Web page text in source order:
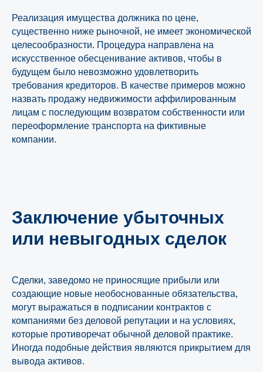
Реализация имущества должника по цене,
существенно ниже рыночной, не имеет экономической
целесообразности. Процедура направлена на
искусственное обесценивание активов, чтобы в
будущем было невозможно удовлетворить
требования кредиторов. В качестве примеров можно
назвать продажу недвижимости аффилированным
лицам с последующим возвратом собственности или
переоформление транспорта на фиктивные
компании.
Заключение убыточных
или невыгодных сделок
Сделки, заведомо не приносящие прибыли или
создающие новые необоснованные обязательства,
могут выражаться в подписании контрактов с
компаниями без деловой репутации и на условиях,
которые противоречат обычной деловой практике.
Иногда подобные действия являются прикрытием для
вывода активов.